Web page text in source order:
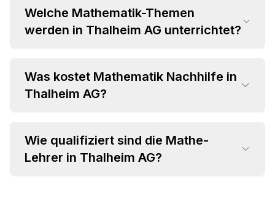
Welche Mathematik-Themen
werden in Thalheim AG unterrichtet?
• Grundrechenarten und Bruchrechnung
•
Analysis und Differentialrechnung
Was kostet Mathematik Nachhilfe in
Thalheim AG?
• Einzelstunden ab CHF 35 pro Stunde
• Attraktive Paketpreise verfügbar
Wie qualifiziert sind die Mathe-
Lehrer in Thalheim AG?